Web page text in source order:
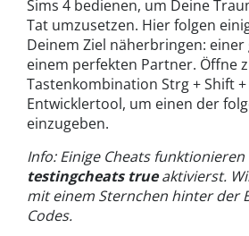
Sims 4 bedienen, um Deine
Tat umzusetzen. Hier folgen
Deinem Ziel näherbringen:
einem perfekten Partner. Öffne
Tastenkombination Strg + Shift +
Entwicklertool, um einen der
einzugeben.
Info: Einige Cheats
testingcheats trueaktivierst.
mit einem Sternchen hinter der
Codes.